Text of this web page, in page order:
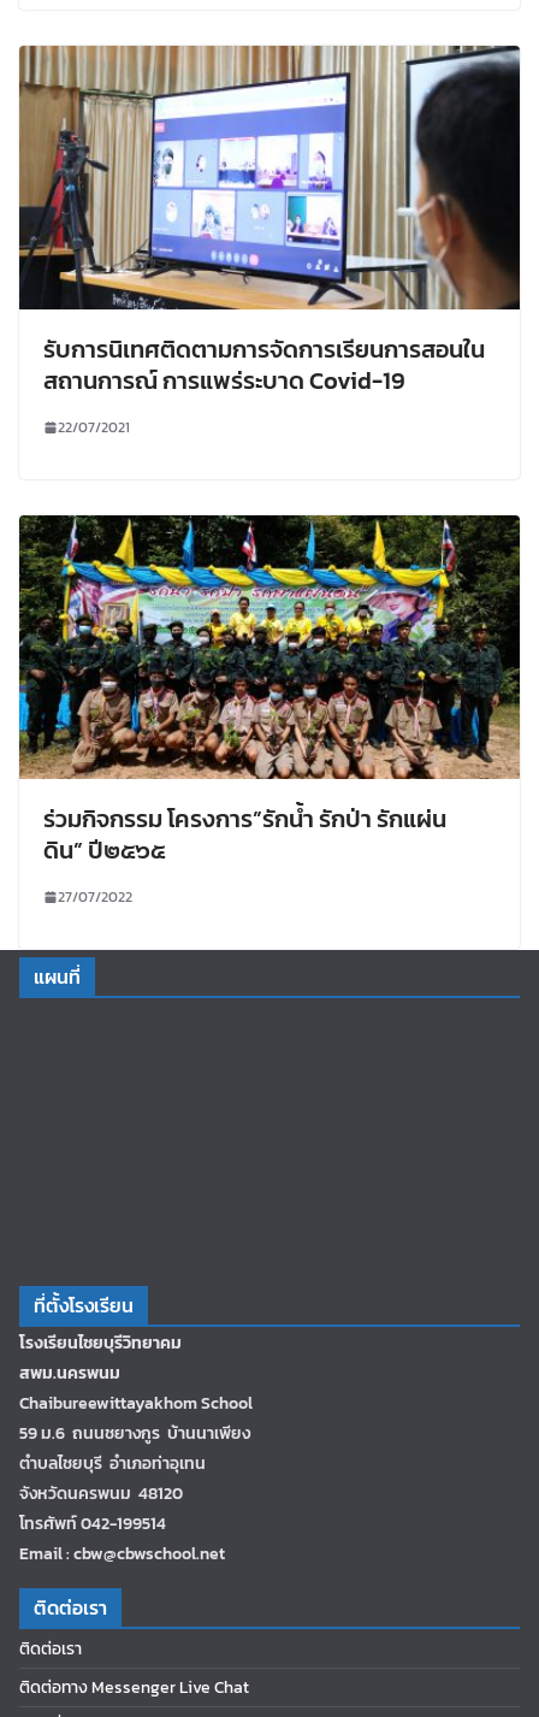
รับการนิเทศติดตามการจัดการเรียนการสอนใน
สถานการณ์ การแพร่ระบาด Covid-19
22/07/2021
ร่วมกิจกรรม โครงการ”รักน้ำ รักป่า รักแผ่น
ดิน” ปี๒๕๖๕
27/07/2022
แผนที่
ที่ตั้งโรงเรียน
โรงเรียนไชยบุรีวิทยาคม
สพม.นครพนม
Chaibureewittayakhom School
59 ม.6 ถนนชยางกูร บ้านนาเพียง
ตำบลไชยบุรี อำเภอท่าอุเทน
จังหวัดนครพนม 48120
โทรศัพท์ 042-199514
Email : cbw@cbwschool.net
ติดต่อเรา
ติดต่อเรา
ติดต่อทาง Messenger Live Chat